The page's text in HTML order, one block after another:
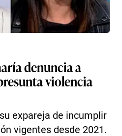
denuncia a
violencia
expareja de incumplir
vigentes desde 2021.